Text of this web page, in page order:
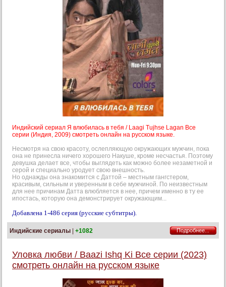
Индийский сериал Я влюбилась в тебя / Laagi Tujhse Lagan Все
серии (Индия, 2009) смотреть онлайн на русском языке.
Несмотря на свою красоту, ослепляющую окружающих мужчин, пока
она не принесла ничего хорошего Накуше, кроме несчастья. Поэтому
девушка делает все, чтобы выглядеть как можно более незаметной и
серой и специально уродует свою внешность.
Но однажды она знакомится с Даттой – местным гангстером,
красивым, сильным и уверенным в себе мужчиной. По неизвестным
для нее причинам Датта влюбляется в нее, причем именно в ту ее
ипостась, которую она демонстрирует окружающим...
Добавлена 1-486 серия (русские субтитры).
Индийские сериалы +1082 Подробнее...
Уловка любви / Baazi Ishq Ki Все серии (2023)
смотреть онлайн на русском языке